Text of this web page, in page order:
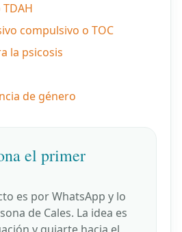
compulsivo o TOC
la psicosis
de género
el primer
es por WhatsApp y lo
de Cales. La idea es